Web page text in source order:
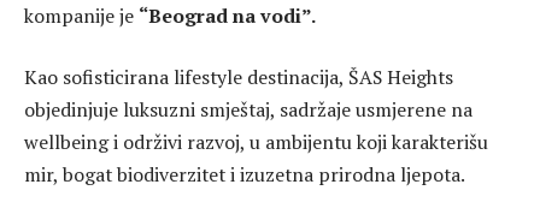
kompanije je “Beograd na vodi”.
Kao sofisticirana lifestyle destinacija, ŠAS Heights
objedinjuje luksuzni smještaj, sadržaje usmjerene na
wellbeing i održivi razvoj, u ambijentu koji karakterišu
mir, bogat biodiverzitet i izuzetna prirodna ljepota.